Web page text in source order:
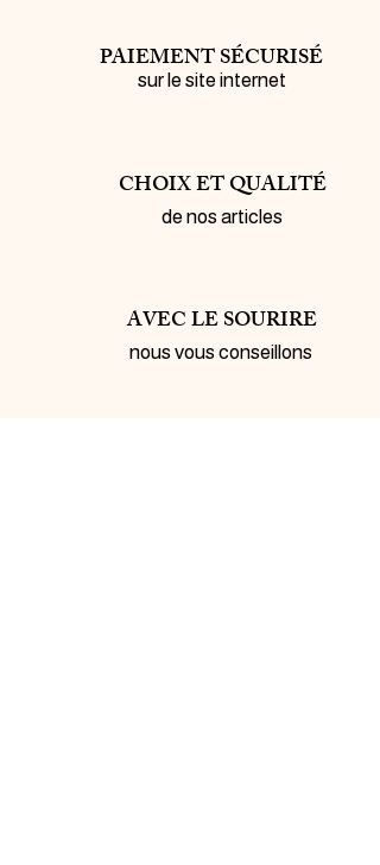
PAIEMENT SÉCURISÉ
sur le site internet
CHOIX ET QUALITÉ
de nos articles
AVEC LE SOURIRE
nous vous conseillons